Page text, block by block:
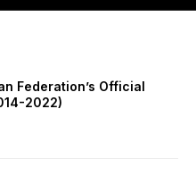
Federation’s Official
2022)